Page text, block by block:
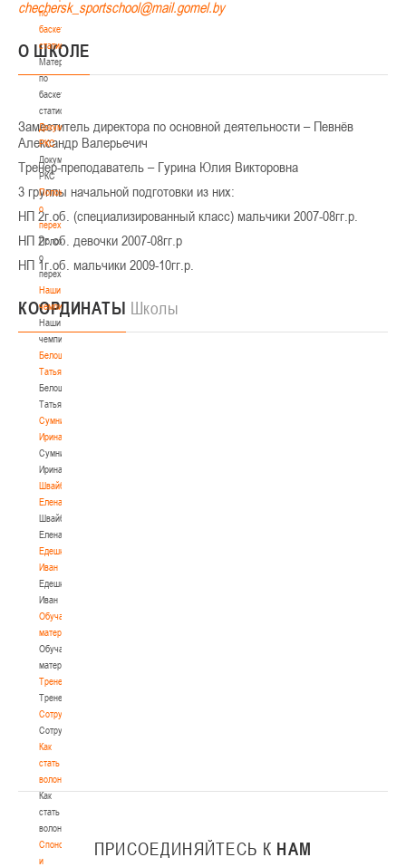
по
баскетбольной
статистике
Материалы
по
баскетбольной
статистике
Документы
РКС
Документы
РКС
Положение
о
переходах
Положение
о
переходах
Наши
чемпионы
Наши
чемпионы
Белошапко
Татьяна
Белошапко
Татьяна
Сумникова
Ирина
Сумникова
Ирина
Швайбович
Елена
Швайбович
Елена
Едешко
Иван
Едешко
Иван
Обучающие
материалы
Обучающие
материалы
Тренерам
Тренерам
Сотрудничество
Сотрудничество
Как
стать
волонтером
Как
стать
волонтером
Спонсоры
и
О ШКОЛЕ
Заместитель директора по основной деятельности – Певнёв
Александр Валерьечич
Тренер-преподаватель – Гурина Юлия Викторовна
3 группы начальной подготовки из них:
НП 2г.об. (специализированный класс) мальчики 2007-08гг.р.
НП 2г.об. девочки 2007-08гг.р
НП 1г.об. мальчики 2009-10гг.р.
КООРДИНАТЫ Школы
ПРИСОЕДИНЯЙТЕСЬ К НАМ